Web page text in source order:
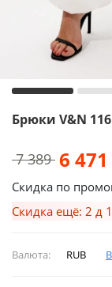
Брюки V&N
7 389 6 471
Скидка по
Скидка ещё: 2 д
Валюта: RUB